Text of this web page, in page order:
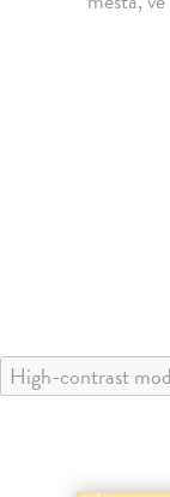
High-contrast